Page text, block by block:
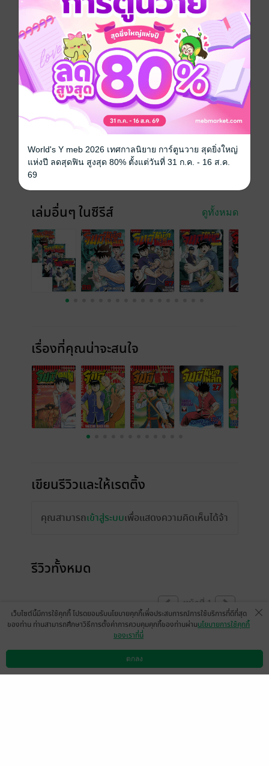
หาโอกาสคือ โทสะ, จิปัง ชายผู้มีรอยสัก และบุคคลที่สาม
ซึ่งเป็นชายถือของมีคม
การ์ตูนญี่ปุ่น แอกชัน ผจญภัย การ์ตูนผู้ชาย
ซีรีส์ จินมี่หมัดเหล็ก LEGENDS
ประเภทไฟล์ pdf
15 พฤษภาคม 2559
ความยาว 196 หน้า
ราคาปก
เล่มอื่นๆ ในซีรีส์ ดูทั้งหมด
เรื่องที่คุณน่าจะสนใจ
เขียนรีวิวและให้เรตติ้ง
คุณสามารถเข้าสู่ระบบเพื่อแสดงความคิดเห็นได้จ้า
รีวิวทั้งหมด
หน้าที่ 1
ดาวน์โหลดแอป วิธีการใช้งาน ติดต่อเรา
เว็บไซต์นี้มีการใช้คุกกี้ โปรดยอมรับนโยบายคุกกี้เพื่อประสบการณ์การใช้บริการที่ดีที่สุด
ของท่าน ท่านสามารถศึกษาวิธีการตั้งค่าการควบคุมคุกกี้ของท่านผ่านนโยบายการใช้คุกกี้
ของเราที่นี่
ตกลง
World's Y meb 2026 เทศกาลนิยาย การ์ตูนวาย สุดยิ่งใหญ่
แห่งปี ลดสุดฟิน สูงสุด 80% ตั้งแต่วันที่ 31 ก.ค. - 16 ส.ค.
69